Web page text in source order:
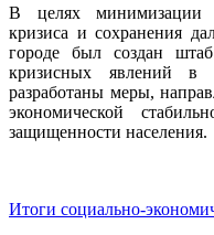
В целях минимизации
кризиса и сохранения
городе был создан
кризисных явлений
разработаны меры,
экономической
защищенности населения.
Итоги социально-